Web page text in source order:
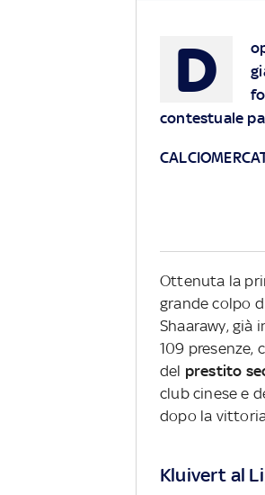
D
contestuale
Ottenuta la
grande colpo
Shaarawy, già
109 presenze,
del prestito
club cinese e
dopo la
Kluivert al